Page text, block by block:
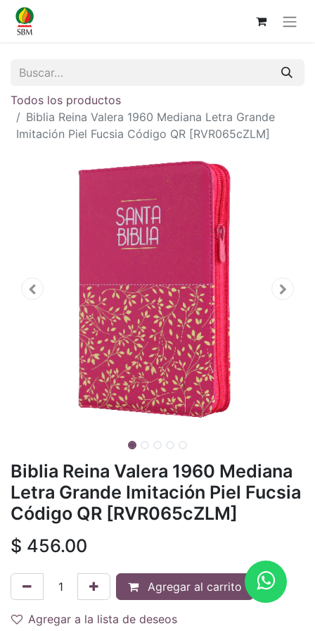
Todos los productos
Biblia Reina Valera 1960 Mediana Letra Grande
Imitación Piel Fucsia Código QR [RVR065cZLM]
Biblia Reina Valera 1960 Mediana
Letra Grande Imitación Piel Fucsia
Código QR [RVR065cZLM]
$ 456.00
Agregar al carrito
Agregar a la lista de deseos